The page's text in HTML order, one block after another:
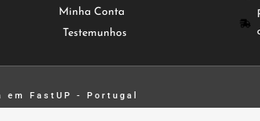
Minha Conta
Testemunhos
em FastUP - Portugal